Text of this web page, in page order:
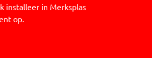
installeer in Merksplas
op.